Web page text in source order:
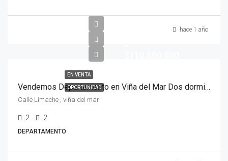
hace 1 año
EN VENTA
OPORTUNIDAD Vendemos Departamento en Viña del Mar Dos dormitorios
Calle Limache , viña del mar
2 2
DEPARTAMENTO